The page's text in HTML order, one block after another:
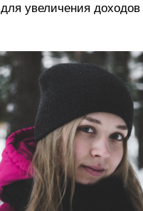
увеличения доходов